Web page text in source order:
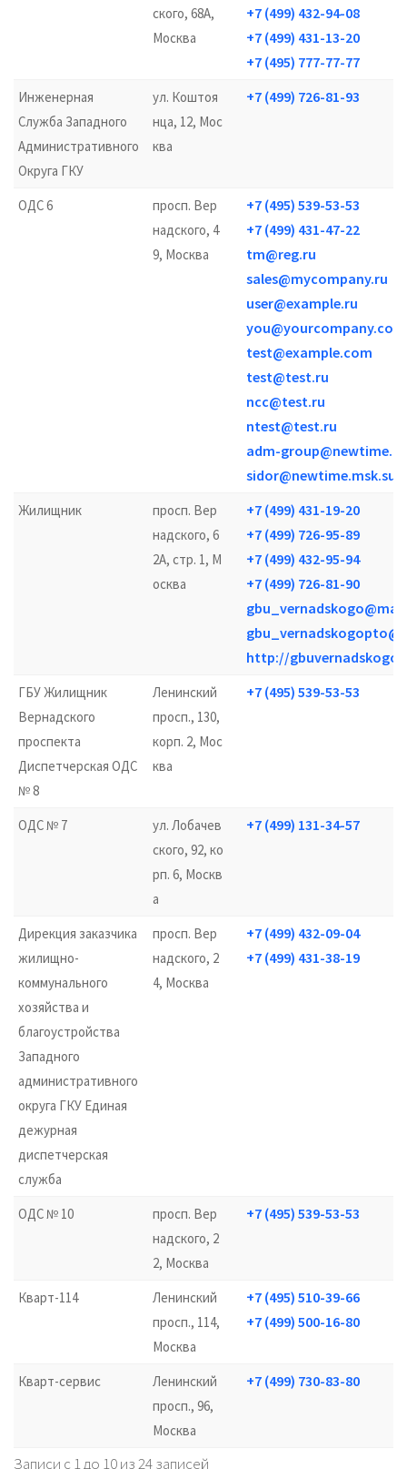
ского, 68А,
Москва
+7 (499) 432-94-08
+7 (499) 431-13-20
+7 (495) 777-77-77
Инженерная
Служба Западного
Административного
Округа ГКУ
ул. Коштоя
нца, 12, Мос
ква
+7 (499) 726-81-93
ОДС 6
просп. Вер
надского, 4
9, Москва
+7 (495) 539-53-53
+7 (499) 431-47-22
tm@reg.ru
sales@mycompany.ru
user@example.ru
you@yourcompany.com
test@example.com
test@test.ru
ncc@test.ru
ntest@test.ru
adm-group@newtime.ru
sidor@newtime.msk.su
Жилищник
просп. Вер
надского, 6
2А, стр. 1, М
осква
+7 (499) 431-19-20
+7 (499) 726-95-89
+7 (499) 432-95-94
+7 (499) 726-81-90
http://
ГБУ Жилищник
Вернадского
проспекта
Диспетчерская ОДС
№ 8
Ленинский
просп., 130,
корп. 2, Мос
ква
+7 (495) 539-53-53
ОДС № 7
ул. Лобачев
ского, 92, ко
рп. 6, Москв
а
+7 (499) 131-34-57
Дирекция заказчика
жилищно-
коммунального
хозяйства и
благоустройства
Западного
административного
округа ГКУ Единая
дежурная
диспетчерская
служба
просп. Вер
надского, 2
4, Москва
+7 (499) 432-09-04
+7 (499) 431-38-19
ОДС № 10
просп. Вер
надского, 2
2, Москва
+7 (495) 539-53-53
Кварт-114
Ленинский
просп., 114,
Москва
+7 (495) 510-39-66
+7 (499) 500-16-80
Кварт-сервис
Ленинский
просп., 96,
Москва
+7 (499) 730-83-80
Записи с 1 до 10 из 24 записей